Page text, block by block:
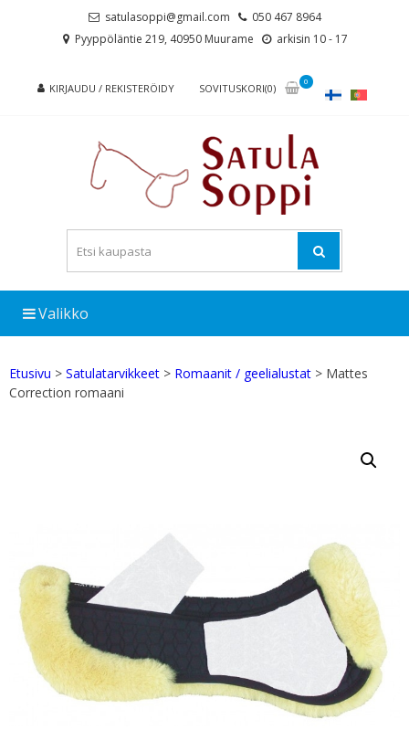
satulasoppi@gmail.com
050 467 8964
Pyyppöläntie 219, 40950 Muurame
arkisin 10 - 17
KIRJAUDU / REKISTERÖIDY SOVITUSKORI(0)
0
Valikko
Etusivu > Satulatarvikkeet > Romaanit / geelialustat > Mattes
Correction romaani